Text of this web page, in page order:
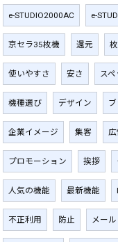
e-STUDIO2000AC e-
京セラ35枚機 還元
使いやすさ 安さ スペ
機種選び デザイン
企業イメージ 集客 広
プロモーション 挨拶
人気の機能 最新機能
不正利用 防止 メール